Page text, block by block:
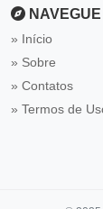
NAVEGUE
Início
Sobre
Contatos
Termos de